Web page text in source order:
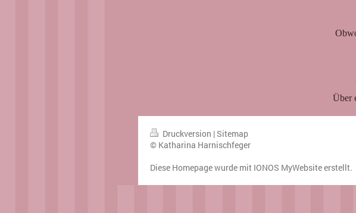
Über
Druckversion |Sitemap
© Katharina Harnischfeger
Diese Homepage wurde mit IONOS MyWebsiteerstellt.